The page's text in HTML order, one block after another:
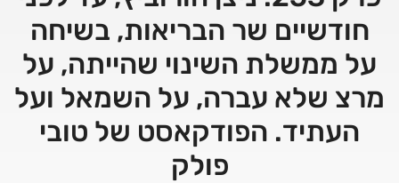
חודשיים שר הבריאות, בשיחה
על ממשלת השינוי שהייתה, על
מרצ שלא עברה, על השמאל ועל
העתיד. הפודקאסט של טובי
פולק